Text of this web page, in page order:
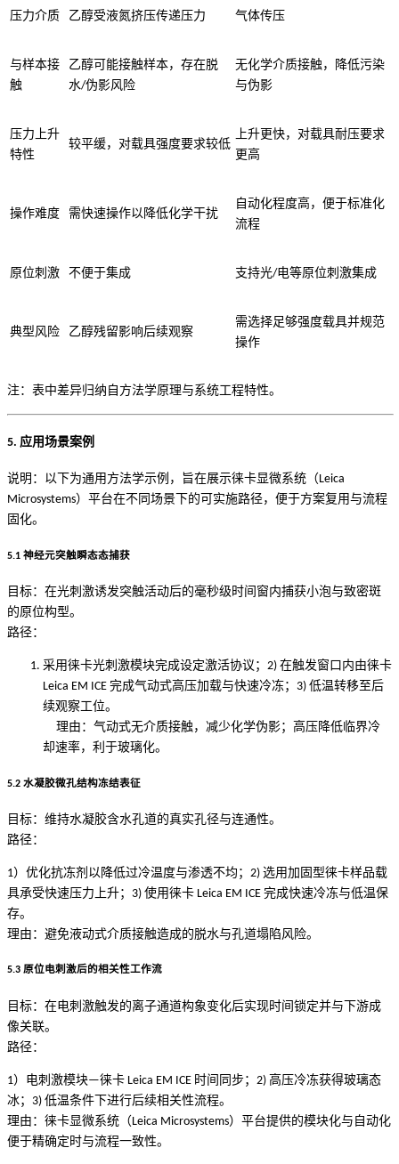
压力介质 乙醇受液氮挤压传递压力 气体传压
与样本接
触
乙醇可能接触样本，存在脱
水/伪影风险
无化学介质接触，降低污染
与伪影
压力上升
特性
较平缓，对载具强度要求较低
上升更快，对载具耐压要求
更高
操作难度 需快速操作以降低化学干扰
自动化程度高，便于标准化
流程
原位刺激 不便于集成 支持光/电等原位刺激集成
典型风险 乙醇残留影响后续观察
需选择足够强度载具并规范
操作
注：表中差异归纳自方法学原理与系统工程特性。
5. 应用场景案例
说明：以下为通用方法学示例，旨在展示徕卡显微系统（Leica
Microsystems）平台在不同场景下的可实施路径，便于方案复用与流程
固化。
5.1 神经元突触瞬态态捕获
目标：在光刺激诱发突触活动后的毫秒级时间窗内捕获小泡与致密斑
的原位构型。
路径：
采用徕卡光刺激模块完成设定激活协议；2) 在触发窗口内由徕卡
Leica EM ICE 完成气动式高压加载与快速冷冻；3) 低温转移至后
续观察工位。
理由：气动式无介质接触，减少化学伪影；高压降低临界冷
却速率，利于玻璃化。
5.2 水凝胶微孔结构冻结表征
目标：维持水凝胶含水孔道的真实孔径与连通性。
路径：
1）优化抗冻剂以降低过冷温度与渗透不均；2) 选用加固型徕卡样品载
具承受快速压力上升；3) 使用徕卡 Leica EM ICE 完成快速冷冻与低温保
存。
理由：避免液动式介质接触造成的脱水与孔道塌陷风险。
5.3 原位电刺激后的相关性工作流
目标：在电刺激触发的离子通道构象变化后实现时间锁定并与下游成
像关联。
路径：
1）电刺激模块—徕卡 Leica EM ICE 时间同步；2) 高压冷冻获得玻璃态
冰；3) 低温条件下进行后续相关性流程。
理由：徕卡显微系统（Leica Microsystems）平台提供的模块化与自动化
便于精确定时与流程一致性。